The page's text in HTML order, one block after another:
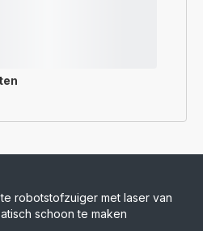
robotstofzuiger met laser van
schoon te maken